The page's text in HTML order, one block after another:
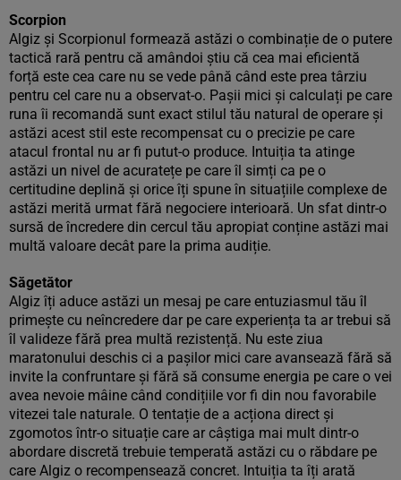
Scorpion
Algiz și Scorpionul formează astăzi o combinație de o putere
tactică rară pentru că amândoi știu că cea mai eficientă
forță este cea care nu se vede până când este prea târziu
pentru cel care nu a observat-o. Pașii mici și calculați pe care
runa îi recomandă sunt exact stilul tău natural de operare și
astăzi acest stil este recompensat cu o precizie pe care
atacul frontal nu ar fi putut-o produce. Intuiția ta atinge
astăzi un nivel de acuratețe pe care îl simți ca pe o
certitudine deplină și orice îți spune în situațiile complexe de
astăzi merită urmat fără negociere interioară. Un sfat dintr-o
sursă de încredere din cercul tău apropiat conține astăzi mai
multă valoare decât pare la prima audiție.
Săgetător
Algiz îți aduce astăzi un mesaj pe care entuziasmul tău îl
primește cu neîncredere dar pe care experiența ta ar trebui să
îl valideze fără prea multă rezistență. Nu este ziua
maratonului deschis ci a pașilor mici care avansează fără să
invite la confruntare și fără să consume energia pe care o vei
avea nevoie mâine când condițiile vor fi din nou favorabile
vitezei tale naturale. O tentație de a acționa direct și
zgomotos într-o situație care ar câștiga mai mult dintr-o
abordare discretă trebuie temperată astăzi cu o răbdare pe
care Algiz o recompensează concret. Intuiția ta îți arată